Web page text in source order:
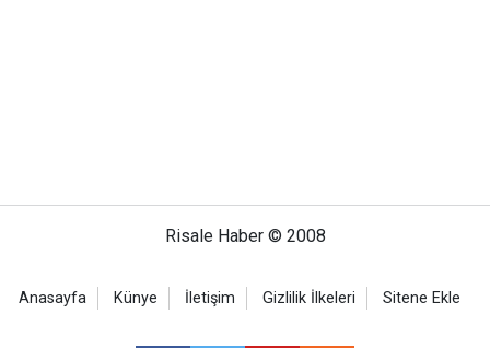
Risale Haber © 2008
Anasayfa Künye İletişim Gizlilik İlkeleri Sitene Ekle